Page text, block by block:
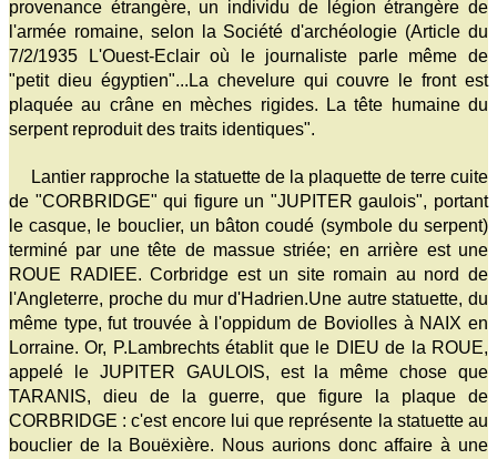
provenance étrangère, un individu de légion étrangère de
l'armée romaine, selon la Société d'archéologie (Article du
7/2/1935 L'Ouest-Eclair où le journaliste parle même de
"petit dieu égyptien"...La chevelure qui couvre le front est
plaquée au crâne en mèches rigides. La tête humaine du
serpent reproduit des traits identiques".
Lantier rapproche la statuette de la plaquette de terre cuite
de "CORBRIDGE" qui figure un "JUPITER gaulois", portant
le casque, le bouclier, un bâton coudé (symbole du serpent)
terminé par une tête de massue striée; en arrière est une
ROUE RADIEE. Corbridge est un site romain au nord de
l'Angleterre, proche du mur d'Hadrien.Une autre statuette, du
même type, fut trouvée à l'oppidum de Boviolles à NAIX en
Lorraine. Or, P.Lambrechts établit que le DIEU de la ROUE,
appelé le JUPITER GAULOIS, est la même chose que
TARANIS, dieu de la guerre, que figure la plaque de
CORBRIDGE : c'est encore lui que représente la statuette au
bouclier de la Bouëxière. Nous aurions donc affaire à une